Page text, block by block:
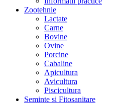
Zootehnie
Lactate
Carne
Bovine
Ovine
Porcine
Cabaline
Apicultura
Avicultura
Piscicultura
Seminte si Fitosanitare